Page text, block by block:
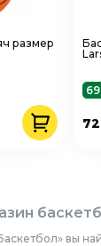
размер
вы